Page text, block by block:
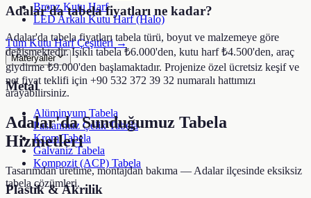
Bronz Kutu Harf
LED Arkalı Kutu Harf (Halo)
Tüm Kutu Harf Çeşitleri →
Materyaller
Metal
Alüminyum Tabela
Paslanmaz Çelik Tabela
Krom Tabela
Galvaniz Tabela
Kompozit (ACP) Tabela
Plastik & Akrilik
Adalar'da tabela fiyatları ne kadar?
Adalar'da tabela fiyatları tabela türü, boyut ve malzemeye göre
değişmektedir. Işıklı tabela ₺6.000'den, kutu harf ₺4.500'den, araç
giydirme ₺9.000'den başlamaktadır. Projenize özel ücretsiz keşif ve
net fiyat teklifi için +90 532 372 39 32 numaralı hattımızı
arayabilirsiniz.
Adalar'da Sunduğumuz Tabela
Hizmetleri
Tasarımdan üretime, montajdan bakıma — Adalarilçesinde eksiksiz
tabela çözümleri.